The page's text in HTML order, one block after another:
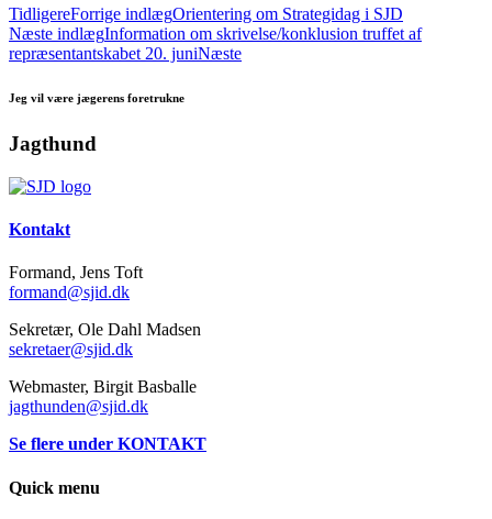
TidligereForrige indlægOrientering om Strategidag i SJD
Næste indlægInformation om skrivelse/konklusion truffet af
repræsentantskabet 20. juniNæste
Jeg vil være jægerens foretrukne
Jagthund
Kontakt
Formand, Jens Toft
formand@sjid.dk
Sekretær, Ole Dahl Madsen
sekretaer@sjid.dk
Webmaster, Birgit Basballe
jagthunden@sjid.dk
Se flere under KONTAKT
Quick menu